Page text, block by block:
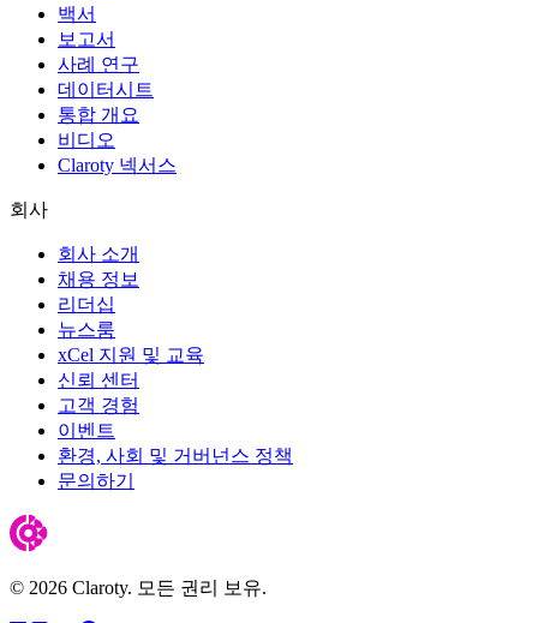
백서
보고서
사례 연구
데이터시트
통합 개요
비디오
Claroty 넥서스
회사
회사 소개
채용 정보
리더십
뉴스룸
xCel 지원 및 교육
신뢰 센터
고객 경험
이벤트
환경, 사회 및 거버넌스 정책
문의하기
© 2026 Claroty. 모든 권리 보유.